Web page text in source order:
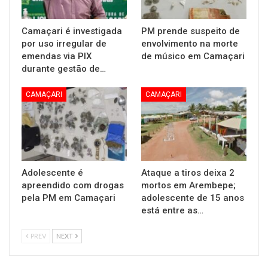
Camaçari é investigada
por uso irregular de
emendas via PIX
durante gestão de…
PM prende suspeito de
envolvimento na morte
de músico em Camaçari
CAMAÇARI
Adolescente é
apreendido com drogas
pela PM em Camaçari
CAMAÇARI
Ataque a tiros deixa 2
mortos em Arembepe;
adolescente de 15 anos
está entre as…
PREV NEXT